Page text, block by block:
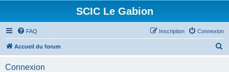
SCIC Le Gabion
FAQ Connexion
Inscription
Accueil du forum
Connexion